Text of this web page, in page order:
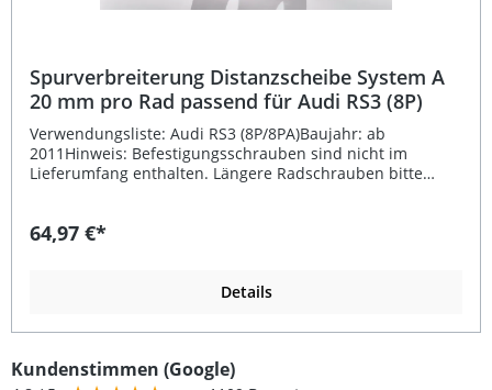
Spurverbreiterung Distanzscheibe System A
20 mm pro Rad passend für Audi RS3 (8P)
Verwendungsliste: Audi RS3 (8P/8PA)Baujahr: ab
2011Hinweis: Befestigungsschrauben sind nicht im
Lieferumfang enthalten. Längere Radschrauben bitte
Audi RS3 (8P) von FK Automotive in schwarz eloxierter
aus hochfestem Aluminium, das auch im Flugzeugbau
präzise Fertigung auf modernen CNC-Dreh- und
Radnabe und Felge – für mehr Performance und
64,97 €*
Details
Kundenstimmen (Google)